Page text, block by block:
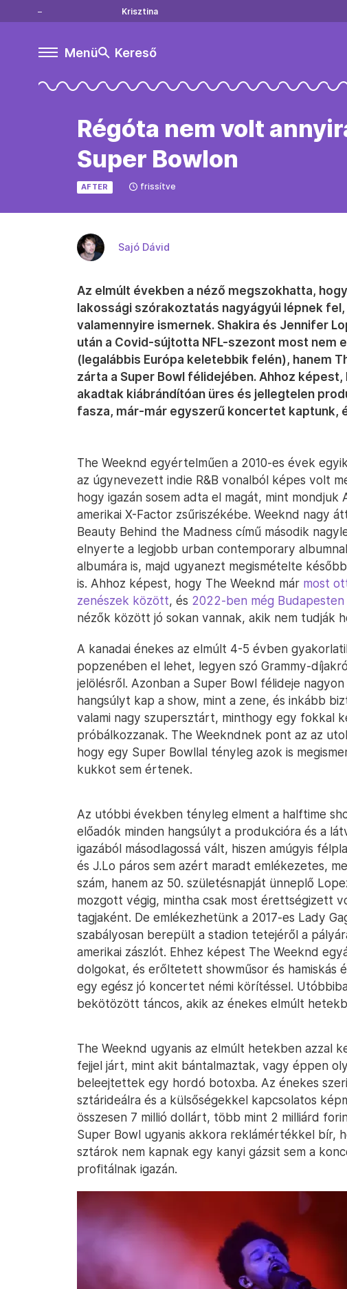
Krisztina
Menü Kereső
Régóta nem volt
Super Bowlon
AFTER frissítve
Sajó Dávid
Az elmúlt években a néző megszokhatta,
lakossági szórakoztatás nagyágyúi lépnek
valamennyire ismernek. Shakira és Jennifer
után a Covid-sújtotta NFL-szezont most nem
(legalábbis Európa keletebbik felén), hanem
zárta a Super Bowl félidejében. Ahhoz
akadtak kiábrándítóan üres és jellegtelen
fasza, már-már egyszerű koncertet kaptunk,
The Weeknd egyértelműen a 2010-es évek
az úgynevezett indie R&B vonalból képes volt
hogy igazán sosem adta el magát, mint mondjuk
amerikai X-Factor zsűriszékébe. Weeknd nagy
Beauty Behind the Madness című második
elnyerte a legjobb urban contemporary
albumára is, majd ugyanezt megismételte
is. Ahhoz képest, hogy The Weeknd már most
zenészek között, és 2022-ben még Budapesten
nézők között jó sokan vannak, akik nem tudják
A kanadai énekes az elmúlt 4-5 évben
popzenében el lehet, legyen szó Grammy-
jelölésről. Azonban a Super Bowl félideje
hangsúlyt kap a show, mint a zene, és inkább
valami nagy szupersztárt, minthogy egy fokkal
próbálkozzanak. The Weekndnek pont az az
hogy egy Super Bowllal tényleg azok is
kukkot sem értenek.
Az utóbbi években tényleg elment a halftime
előadók minden hangsúlyt a produkcióra és a
igazából másodlagossá vált, hiszen amúgyis
és J.Lo páros sem azért maradt emlékezetes,
szám, hanem az 50. születésnapját ünneplő
mozgott végig, mintha csak most érettségizett
tagjaként. De emlékezhetünk a 2017-es Lady
szabályosan berepült a stadion tetejéről a
amerikai zászlót. Ehhez képest The Weeknd
dolgokat, és erőltetett showműsor és hamiskás
egy egész jó koncertet némi körítéssel.
bekötözött táncos, akik az énekes elmúlt
The Weeknd ugyanis az elmúlt hetekben azzal
fejjel járt, mint akit bántalmaztak, vagy éppen
beleejtettek egy hordó botoxba. Az énekes
sztárideálra és a külsőségekkel kapcsolatos
összesen 7 millió dollárt, több mint 2 milliárd
Super Bowl ugyanis akkora reklámértékkel bír,
sztárok nem kapnak egy kanyi gázsit sem a
profitálnak igazán.